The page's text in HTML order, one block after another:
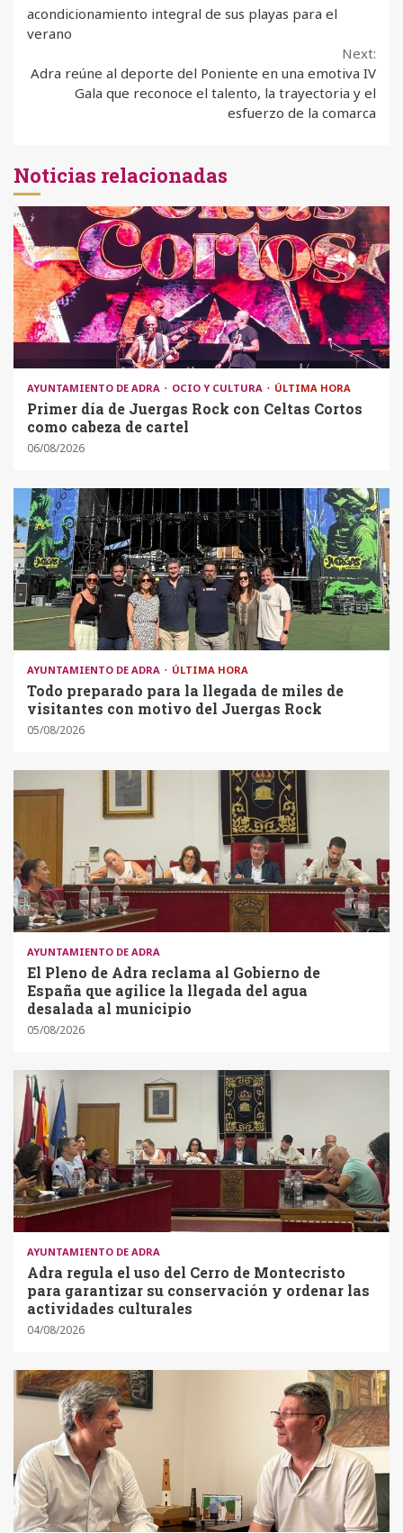
Reading
acondicionamiento integral de sus playas para el
verano
Next:
Adra reúne al deporte del Poniente en una emotiva IV
Gala que reconoce el talento, la trayectoria y el
esfuerzo de la comarca
Noticias relacionadas
AYUNTAMIENTO DE ADRA OCIO Y CULTURA ÚLTIMA HORA
Primer día de Juergas Rock con Celtas Cortos
como cabeza de cartel
06/08/2026
AYUNTAMIENTO DE ADRA ÚLTIMA HORA
Todo preparado para la llegada de miles de
visitantes con motivo del Juergas Rock
05/08/2026
AYUNTAMIENTO DE ADRA
El Pleno de Adra reclama al Gobierno de
España que agilice la llegada del agua
desalada al municipio
05/08/2026
AYUNTAMIENTO DE ADRA
Adra regula el uso del Cerro de Montecristo
para garantizar su conservación y ordenar las
actividades culturales
04/08/2026